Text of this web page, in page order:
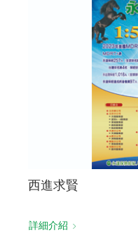
西進求賢
詳細介紹